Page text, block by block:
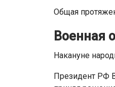
Общая
Военная
Накануне
Президент РФ